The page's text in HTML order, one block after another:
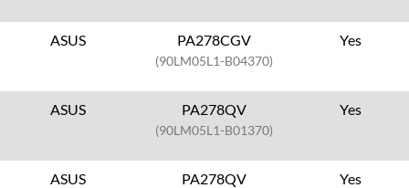
ASUS PA278CGV
(90LM05L1-B04370)
Yes
ASUS PA278QV
(90LM05L1-B01370)
Yes
ASUS PA278QV Yes